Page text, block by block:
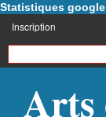
Statistiques
Inscription
Arts